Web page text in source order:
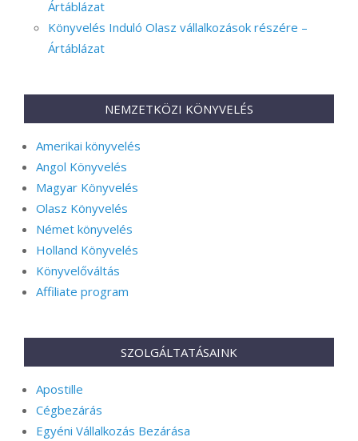
Ártáblázat
Könyvelés Induló Olasz vállalkozások részére –
Ártáblázat
NEMZETKÖZI KÖNYVELÉS
Amerikai könyvelés
Angol Könyvelés
Magyar Könyvelés
Olasz Könyvelés
Német könyvelés
Holland Könyvelés
Könyvelőváltás
Affiliate program
SZOLGÁLTATÁSAINK
Apostille
Cégbezárás
Egyéni Vállalkozás Bezárása